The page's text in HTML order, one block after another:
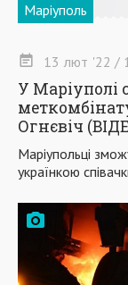
Маріуполь
13 лют '22 /
У Маріуполі
Огнєвіч
Маріупольці
українкою